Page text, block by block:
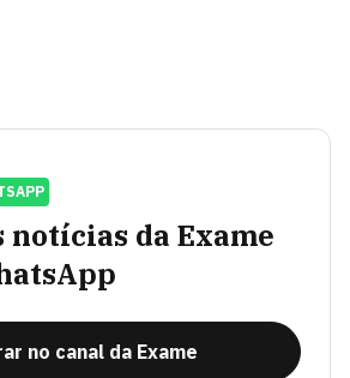
notícias da Exame
no canal da Exame